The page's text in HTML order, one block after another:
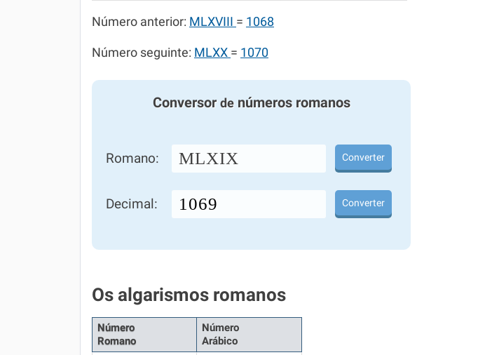
Número anterior: MLXVIII = 1068
Número seguinte: MLXX = 1070
Conversor denúmeros romanos
Romano: MLXIX Converter
Decimal: Converter
Os algarismos romanos
Número
Romano
Número
Arábico